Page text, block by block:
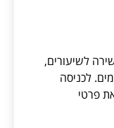
לשיעורים,
לכניסה
פרטי